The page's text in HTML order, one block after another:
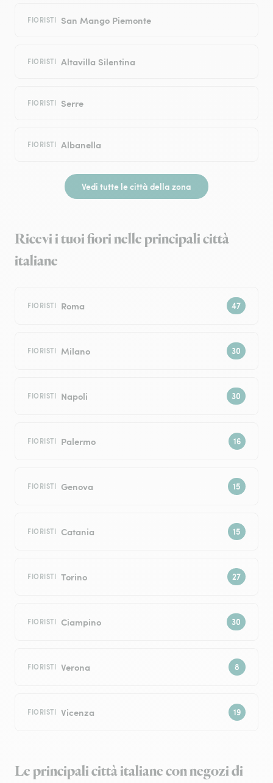
FIORISTI San Mango Piemonte
FIORISTI Altavilla Silentina
FIORISTI Serre
FIORISTI Albanella
Vedi tutte le città della zona
Ricevi i tuoi fiori nelle principali città
italiane
FIORISTI Roma
FIORISTI Milano
FIORISTI Napoli
FIORISTI Palermo
FIORISTI Genova
FIORISTI Catania
FIORISTI Torino
FIORISTI Ciampino
FIORISTI Verona
FIORISTI Vicenza
Le principali città italiane con negozi di